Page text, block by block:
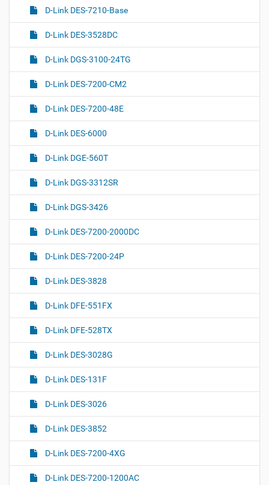
D-Link DES-7210-Base
D-Link DES-3528DC
D-Link DGS-3100-24TG
D-Link DES-7200-CM2
D-Link DES-7200-48E
D-Link DES-6000
D-Link DGE-560T
D-Link DGS-3312SR
D-Link DGS-3426
D-Link DES-7200-2000DC
D-Link DES-7200-24P
D-Link DES-3828
D-Link DFE-551FX
D-Link DFE-528TX
D-Link DES-3028G
D-Link DES-131F
D-Link DES-3026
D-Link DES-3852
D-Link DES-7200-4XG
D-Link DES-7200-1200AC